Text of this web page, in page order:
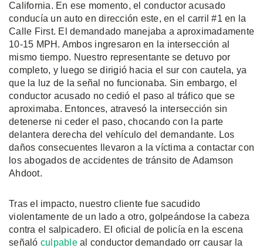
California. En ese momento, el conductor acusado
conducía un auto en dirección este, en el carril #1 en la
Calle First. El demandado manejaba a aproximadamente
10-15 MPH. Ambos ingresaron en la intersección al
mismo tiempo. Nuestro representante se detuvo por
completo, y luego se dirigió hacia el sur con cautela, ya
que la luz de la señal no funcionaba. Sin embargo, el
conductor acusado no cedió el paso al tráfico que se
aproximaba. Entonces, atravesó la intersección sin
detenerse ni ceder el paso, chocando con la parte
delantera derecha del vehículo del demandante. Los
daños consecuentes llevaron a la víctima a contactar con
los abogados de accidentes de tránsito de Adamson
Ahdoot.
Tras el impacto, nuestro cliente fue sacudido
violentamente de un lado a otro, golpeándose la cabeza
contra el salpicadero. El oficial de policía en la escena
señaló culpableal conductor demandado orr causar la